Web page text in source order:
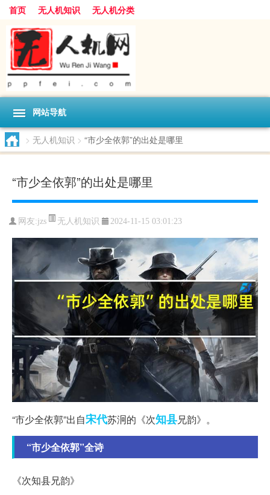
首页 无人机知识 无人机分类
网站导航
> 无人机知识 > “市少全依郭”的出处是哪里
“市少全依郭”的出处是哪里
网友:jzs 无人机知识 2024-11-15 03:01:23
“市少全依郭”出自宋代苏泂的《次知县兄韵》。
“市少全依郭”全诗
《次知县兄韵》